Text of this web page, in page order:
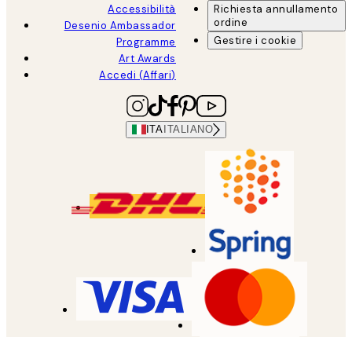
Accessibilità
Desenio Ambassador
Programme
Art Awards
Accedi (Affari)
Richiesta annullamento
ordine
Gestire i cookie
ITA ITALIANO